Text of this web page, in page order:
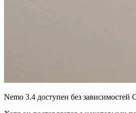
Nemo 3.4 доступен без